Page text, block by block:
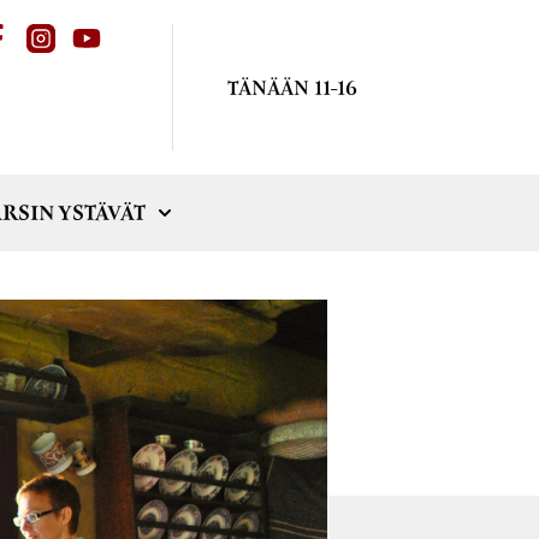
TÄNÄÄN 11-16
YSTÄVÄT